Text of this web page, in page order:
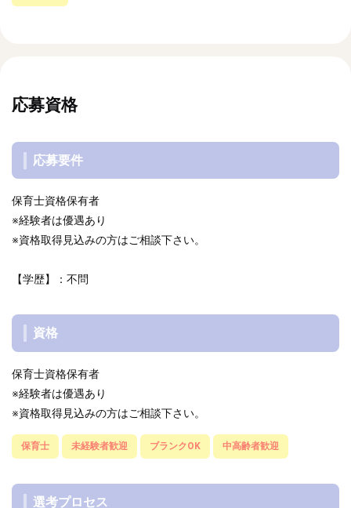
応募資格
応募要件
保育士資格保有者
※経験者は優遇あり
※資格取得見込みの方はご相談下さい。
【学歴】：不問
資格
保育士資格保有者
※経験者は優遇あり
※資格取得見込みの方はご相談下さい。
保育士 未経験者歓迎 ブランクOK 中高齢者歓迎
選考プロセス